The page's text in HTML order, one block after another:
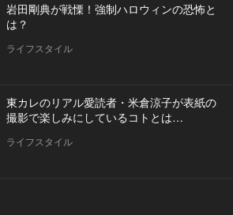
岩田剛典が戦慄！強制ハロウィンの恐怖と
は？
ライフスタイル
東カレのリアル愛読者・米倉涼子が表紙の
撮影で楽しみにしているコトとは…
ライフスタイル